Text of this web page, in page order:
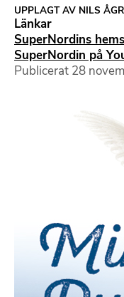
UPPLAGT AV NILS
Länkar
SuperNordins
SuperNordin på
Publicerat 28